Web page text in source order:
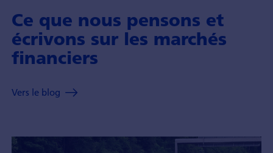
Ce que nous pensons et
écrivons sur les marchés
financiers
Vers le blog